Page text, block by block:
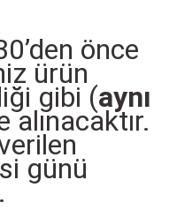
önce
ürün
gibi (aynı
alınacaktır.
günü